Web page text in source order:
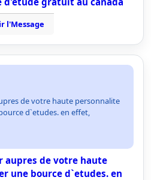
l'Message
de votre haute personnalite
d`etudes. en effet,
aupres de votre haute
une bource d`etudes. en